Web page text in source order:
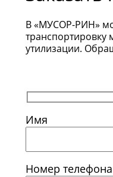
В «МУСОР-РИН»
транспортировку
утилизации.
Имя
Номер телефона